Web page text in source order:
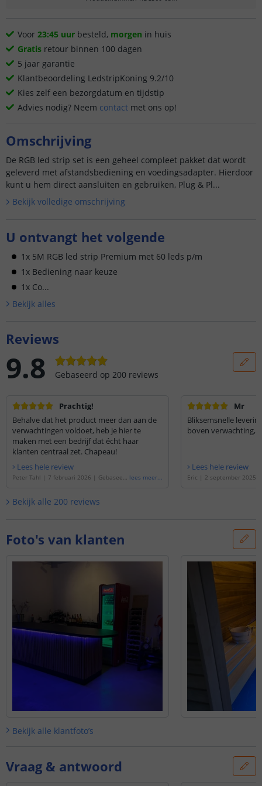
Voor 23:45 uur besteld, morgen in huis
Gratis retour binnen 100 dagen
5 jaar garantie
Klantbeoordeling LedstripKoning 9.2/10
Kies zelf een bezorgdatum en tijdstip
Advies nodig? Neem contact met ons op!
Omschrijving
De RGB led strip set is een geheel compleet pakket dat wordt
geleverd met afstandsbediening en voedingsadapter. Hierdoor
kunt u hem direct aansluiten en gebruiken, Plug & Pl...
Bekijk volledige omschrijving
U ontvangt het volgende
1x 5M RGB led strip Premium met 60 leds p/m
1x Bediening naar keuze
1x Co...
Bekijk alles
Reviews
9.8 Gebaseerd op 200 reviews
Prachtig!
Behalve dat het product meer dan aan de
verwachtingen voldoet, heb je hier te
maken met een bedrijf dat écht haar
klanten centraal zet. Chapeau!
Lees hele review
Peter Tahl | 7 februari 2026 | Gebaseerd lees meer...
Mr
Bliksemsnelle
boven verwachting,
Lees hele review
Eric | 2 september 2025
Bekijk alle 200 reviews
Foto's van klanten
Bekijk alle klantfoto’s
Vraag & antwoord